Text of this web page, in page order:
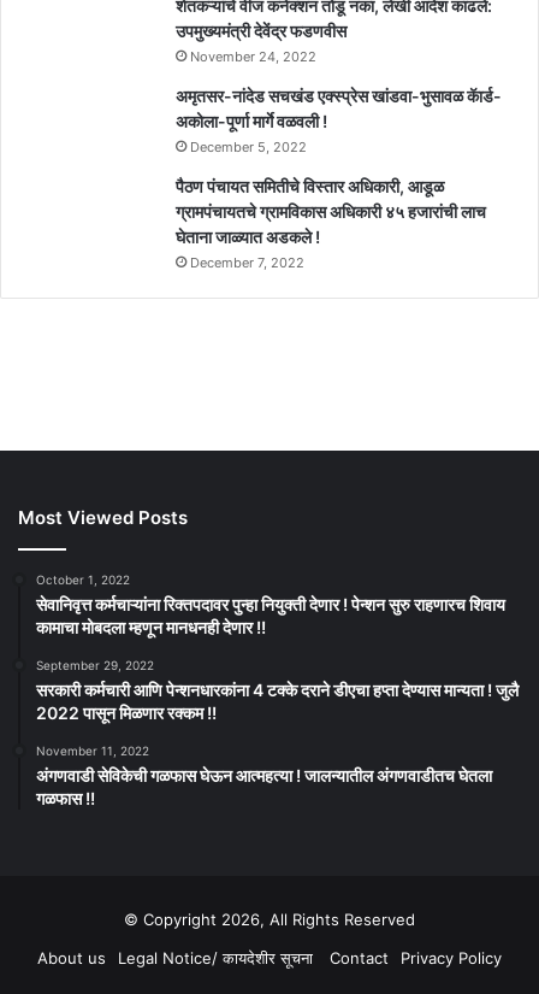
शेतकऱ्यांचे वीज कनेक्शन तोडू नका, लेखी आदेश काढले:
उपमुख्यमंत्री देवेंद्र फडणवीस
November 24, 2022
अमृतसर-नांदेड सचखंड एक्स्प्रेस खांडवा-भुसावळ कॅार्ड-
अकोला-पूर्णा मार्गे वळवली !
December 5, 2022
पैठण पंचायत समितीचे विस्तार अधिकारी, आडूळ
ग्रामपंचायतचे ग्रामविकास अधिकारी ४५ हजारांची लाच
घेताना जाळ्यात अडकले !
December 7, 2022
Most Viewed Posts
October 1, 2022
सेवानिवृत्त कर्मचाऱ्यांना रिक्तपदावर पुन्हा नियुक्ती देणार ! पेन्शन सुरु राहणारच शिवाय
कामाचा मोबदला म्हणून मानधनही देणार !!
September 29, 2022
सरकारी कर्मचारी आणि पेन्शनधारकांना 4 टक्के दराने डीएचा हप्ता देण्यास मान्यता ! जुलै
2022 पासून मिळणार रक्कम !!
November 11, 2022
अंगणवाडी सेविकेची गळफास घेऊन आत्महत्या ! जालन्यातील अंगणवाडीतच घेतला
गळफास !!
© Copyright 2026, All Rights Reserved
About us
Legal Notice/ कायदेशीर सूचना Contact Privacy Policy